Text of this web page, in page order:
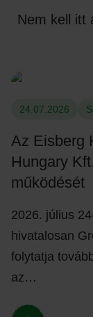
Nem kell itt
24.07.2026
Az Eisberg
Hungary
működését
2026. július
hivatalosan
folytatja
az…